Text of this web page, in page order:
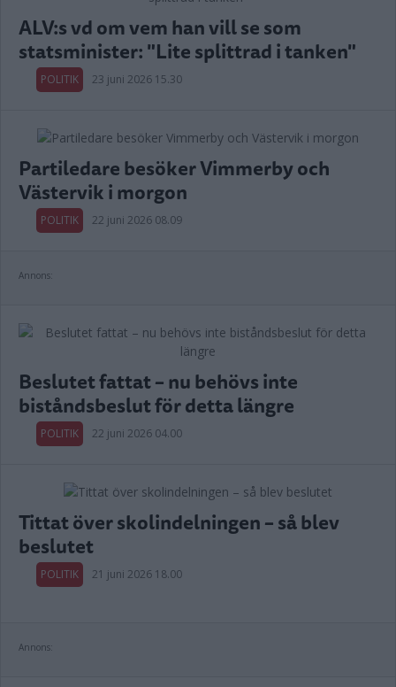
ALV:s vd om vem han vill se som
statsminister: "Lite splittrad i tanken"
POLITIK 23 juni 2026 15.30
Partiledare besöker Vimmerby och
Västervik i morgon
POLITIK 22 juni 2026 08.09
Annons:
Beslutet fattat – nu behövs inte
biståndsbeslut för detta längre
POLITIK 22 juni 2026 04.00
Tittat över skolindelningen – så blev
beslutet
POLITIK 21 juni 2026 18.00
Annons: